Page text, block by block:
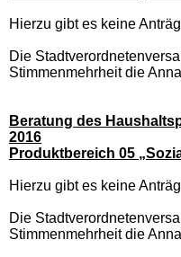
Hierzu gibt es keine
Die
Stimmenmehrheit die
Beratung des
2016
Produktbereich 05
Hierzu gibt es keine
Die
Stimmenmehrheit die